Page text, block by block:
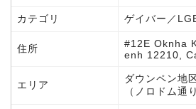
カテゴリ ゲイバー／
住所
#12E Oknha
enh 12210,
エリア
ダウンペン地
（ノロドム通